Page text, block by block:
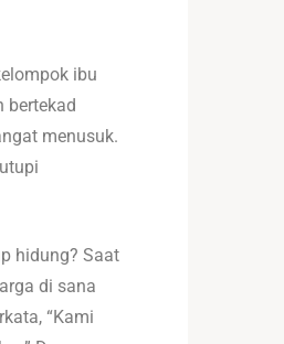
ibu
bertekad
menusuk.
hidung? Saat
di sana
“Kami